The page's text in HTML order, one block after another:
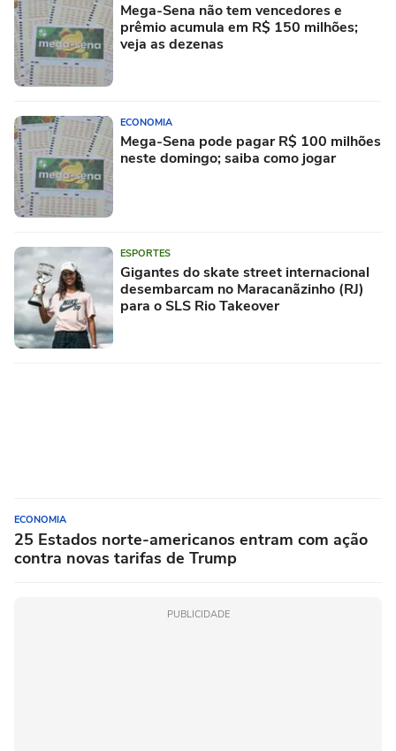
Mega-Sena não tem vencedores e
prêmio acumula em R$ 150 milhões;
veja as dezenas
ECONOMIA
Mega-Sena pode pagar R$ 100 milhões
neste domingo; saiba como jogar
ESPORTES
Gigantes do skate street internacional
desembarcam no Maracanãzinho (RJ)
para o SLS Rio Takeover
ECONOMIA
25 Estados norte-americanos entram com ação
contra novas tarifas de Trump
PUBLICIDADE